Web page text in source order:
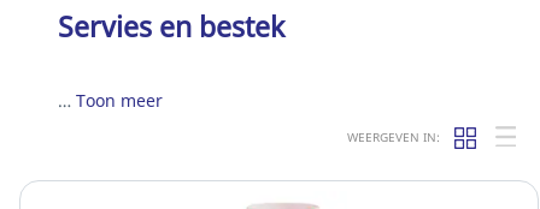
Servies en bestek
… Toon meer
WEERGEVEN IN: